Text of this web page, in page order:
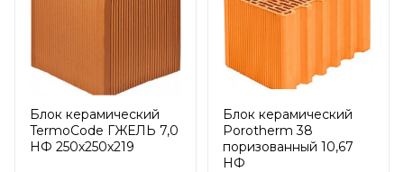
Блок керамический
TermoCode ГЖЕЛЬ 7,0
НФ 250х250х219
Блок керамический
Porotherm 38
поризованный 10,67
НФ